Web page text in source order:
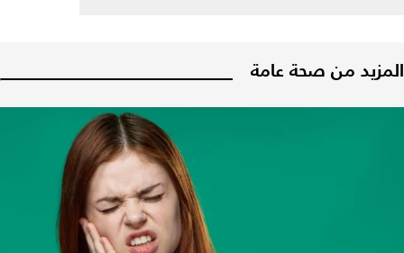
المزيد من صحة عامة